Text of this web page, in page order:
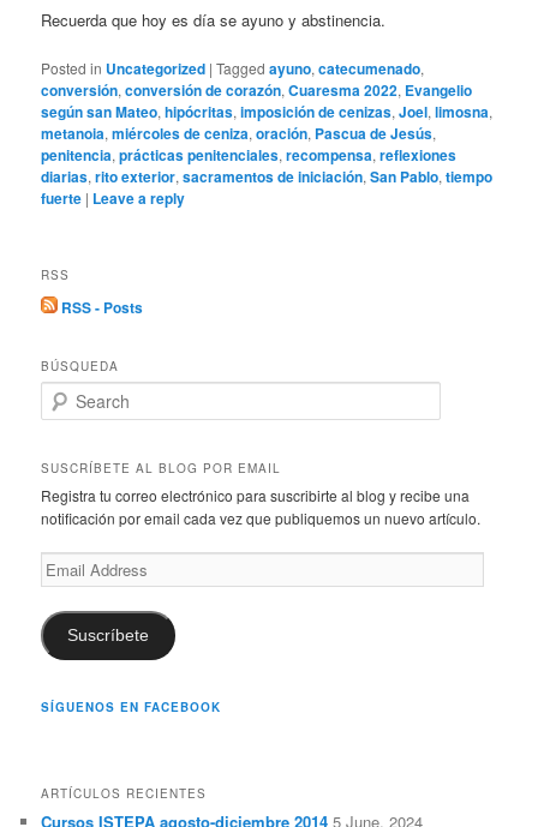
Recuerda que hoy es día se ayuno y abstinencia.
Posted in Uncategorized |Tagged ayuno,catecumenado,
conversión,conversión de corazón,Cuaresma 2022, Evangelio
según san Mateo,hipócritas,imposición de cenizas,Joel,limosna,
metanoia,miércoles de ceniza,oración, Pascua de Jesús,
penitencia,prácticas penitenciales,recompensa,reflexiones
diarias,rito exterior,sacramentos de iniciación,San Pablo,tiempo
fuerte | Leave a reply
RSS
RSS - Posts
BÚSQUEDA
e
r
h
SUSCRÍBETE AL BLOG POR EMAIL
Registra tu correo electrónico para suscribirte al blog y recibe una
notificación por email cada vez que publiquemos un nuevo artículo.
Email
Address
Suscríbete
SÍGUENOS EN FACEBOOK
ARTÍCULOS RECIENTES
Cursos ISTEPA agosto-diciembre 2014 5 June, 2024